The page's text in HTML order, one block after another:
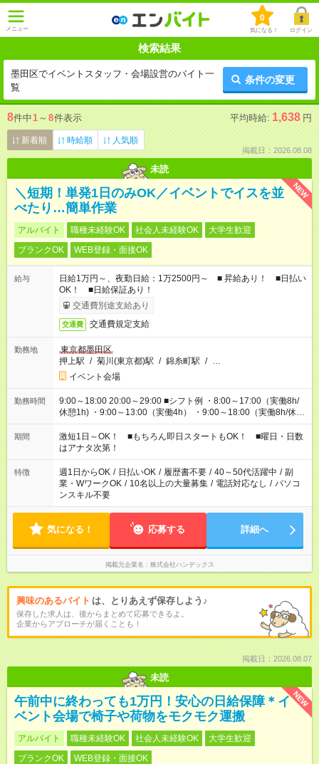
メニュー
0
気になる！ ログイン
検索結果
墨田区でイベントスタッフ・会場設営のバイト一
覧
条件の変更
8件中1 ～ 8件表示 平均時給: 1,638 円
新着順 時給順 人気順
掲載日：2026.08.08
未読
NEW
＼短期！単発1日のみOK／イベントでイスを並
べたり…簡単作業
アルバイト 職種未経験OK 社会人未経験OK
大学生歓迎
ブランクOK
WEB登録・面接OK
給与
日給1万円～、夜勤日給：1万2500円～ ■ 昇給あり！ ■日払い
OK！ ■日給保証あり！
交通費別途支給あり
交通費 交通費規定支給
勤務地
東京都墨田区
押上駅 / 菊川(東京都)駅 / 錦糸町駅 / …
イベント会場
勤務時間
9:00～18:00 20:00～29:00 ■シフト例 ・8:00～17:00（実働8h/
休憩1h) ・9:00～13:00（実働4h） ・9:00～18:00（実働8h/休憩
1h) ・13:00～17:00（実働4h) ・21:00～翌5:00（実働7h/休憩
1h) など 作業時間は4h～8hで現場により変動あり！ 早く終わ
っても日給保証！ シフトはお気軽にご相談ください♪
期間
激短1日～OK！ ■もちろん即日スタートもOK！ ■曜日・日数
はアナタ次第！
特徴 週1日からOK / 日払いOK / 履歴書不要 / 40～50代活躍中 / 副
業・WワークOK / 10名以上の大量募集 / 電話対応なし / パソコ
ンスキル不要
気になる！ 応募する 詳細へ
掲載元企業名 株式会社ハンデックス
興味のあるバイト は、とりあえず保存しよう♪
保存した求人は、後からまとめて応募できるよ。
企業からアプローチが届くことも！
掲載日：2026.08.07
未読
NEW
午前中に終わっても1万円！安心の日給保障＊イ
ベント会場で椅子や荷物をモクモク運搬
アルバイト 職種未経験OK 社会人未経験OK
大学生歓迎
ブランクOK
WEB登録・面接OK